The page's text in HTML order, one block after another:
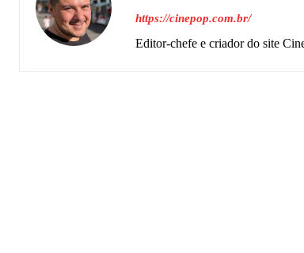
https://cinepop.com.br/
Editor-chefe e criador do site